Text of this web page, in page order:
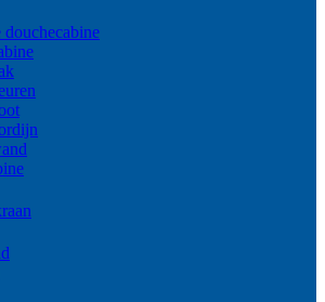
douchecabine